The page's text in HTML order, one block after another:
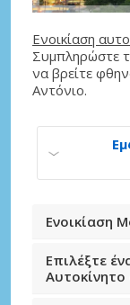
Ενοικίαση
Συμπληρώστε
να βρείτε
Αντόνιο.
Ενοικίαση
Επιλέξτε